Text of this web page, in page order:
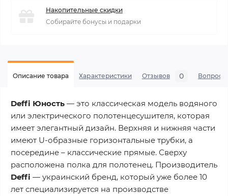
Накопительные скидки
Собирайте бонусы и подарки
Описание товара Характеристики Отзывов 0 Вопросы
Deffi Юность — это классическая модель водяного
или электрического полотенцесушителя, которая
имеет элегантный дизайн. Верхняя и нижняя части
имеют U-образные горизонтальные трубки, а
посередине – классические прямые. Сверху
расположена полка для полотенец. Производитель
Deffi — украинский бренд, который уже более 10
лет специализируется на производстве